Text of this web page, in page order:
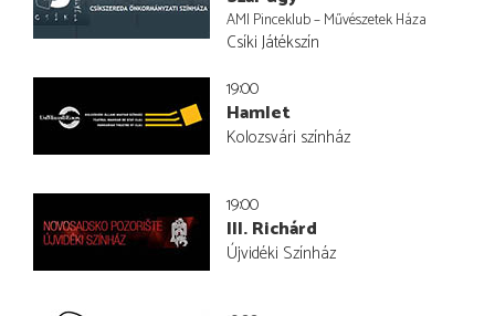
AMI Pinceklub – Művészetek Háza
Csíki Játékszín
19:00
Hamlet
Kolozsvári színház
19:00
III. Richárd
Újvidéki Színház